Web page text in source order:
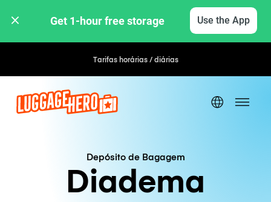
Get 1-hour free storage Use the App
Tarifas horárias / diárias
Depósito de Bagagem
Diadema